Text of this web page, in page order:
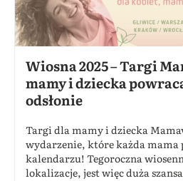
Wiosna 2025 – Targi
mamy i dziecka
odsłonie
Targi dla mamy i dziecka
wydarzenie, które każda mama
kalendarzu! Tegoroczna
lokalizacje, jest więc duża